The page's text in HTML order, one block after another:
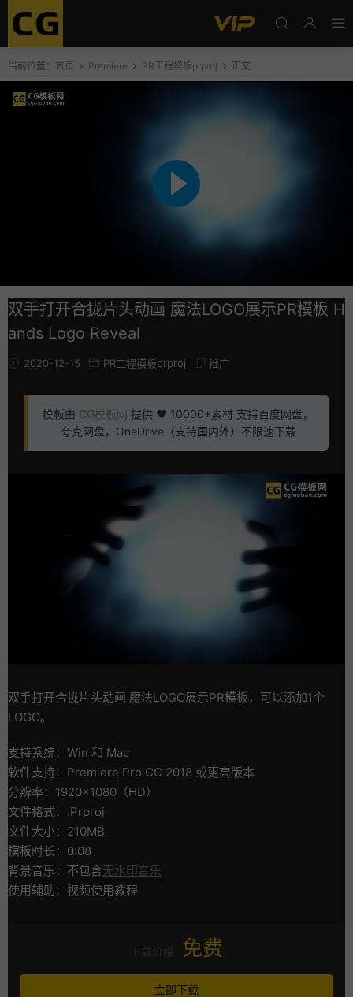
当前位置： 首页 Premiere PR工程模板prproj 正文
双手打开合拢片头动画 魔法LOGO展示PR模板 H
ands Logo Reveal
2020-12-15 PR工程模板prproj 推广
模板由 CG模板网 提供 ❤️ 10000+素材 支持百度网盘，
夸克网盘，OneDrive（支持国内外）不限速下载
双手打开合拢片头动画 魔法LOGO展示PR模板，可以添加1个
LOGO。
支持系统：Win 和 Mac
软件支持：Premiere Pro CC 2018 或更高版本
分辨率：1920×1080（HD）
文件格式：.Prproj
文件大小：210MB
模板时长：0:08
背景音乐：不包含无水印音乐
使用辅助：视频使用教程
免费
立即下载